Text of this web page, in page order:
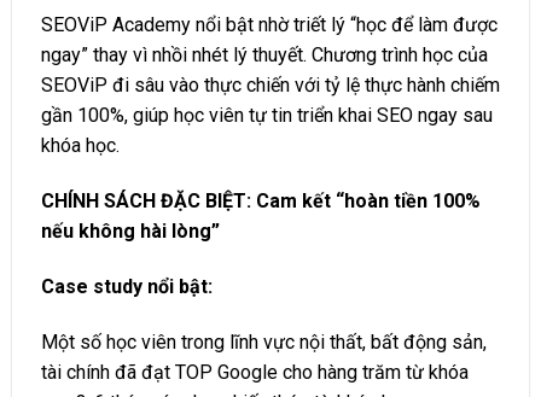
SEOViP Academy nổi bật nhờ triết lý “học để làm được
ngay” thay vì nhồi nhét lý thuyết. Chương trình học của
SEOViP đi sâu vào thực chiến với tỷ lệ thực hành chiếm
gần 100%, giúp học viên tự tin triển khai SEO ngay sau
khóa học.
CHÍNH SÁCH ĐẶC BIỆT: Cam kết “hoàn tiền 100%
nếu không hài lòng”
Case study nổi bật:
Một số học viên trong lĩnh vực nội thất, bất động sản,
tài chính đã đạt TOP Google cho hàng trăm từ khóa